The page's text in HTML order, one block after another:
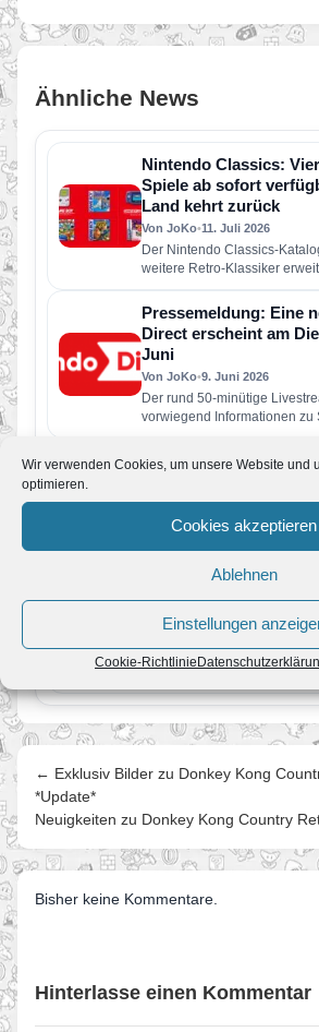
Wir verwenden Cookies, um unsere Website und
optimieren.
Cookies akzeptieren
Ablehnen
Einstellungen
Cookie-Richtlinie
Ähnliche News
Nintendo Classics:
Spiele ab sofort
Land kehrt zurück
Von JoKo•11. Juli 2026
Der Nintendo Classics-
weitere Retro-Klassiker
sind die folgenden Spiele:
Pressemeldung: Eine
Direct erscheint am
Juni
Von JoKo•9. Juni 2026
Der rund 50-minütige
vorwiegend Informationen zu
Gerücht: Neue
Von JoKo•5. Juni 2026
Steht uns schon in wenigen
Von JoKo•8. April 2026
Manche Spiele
Jahren aus dem kollektiven
Mario Galaxy nicht.
← Exklusiv Bilder zu Donkey Kong
*Update*
Neuigkeiten zu Donkey Kong Country
Bisher keine Kommentare.
Hinterlasse einen Kommentar